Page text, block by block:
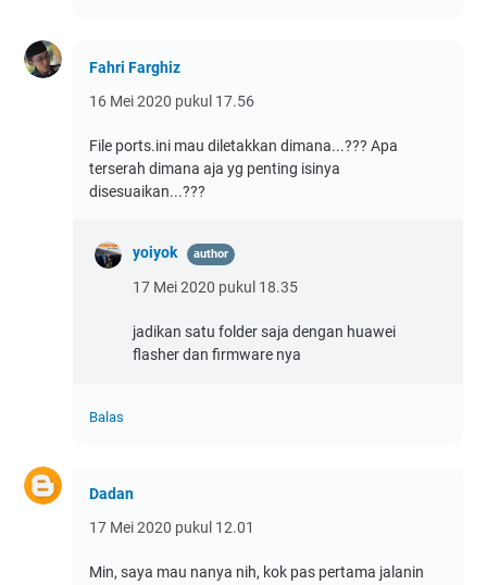
Fahri Farghiz
16 Mei 2020 pukul 17.56
File ports.ini mau diletakkan dimana...??? Apa
terserah dimana aja yg penting isinya
disesuaikan...???
yoiyok
17 Mei 2020 pukul 18.35
jadikan satu folder saja dengan huawei
flasher dan firmware nya
Balas
Dadan
17 Mei 2020 pukul 12.01
Min, saya mau nanya nih, kok pas pertama jalanin